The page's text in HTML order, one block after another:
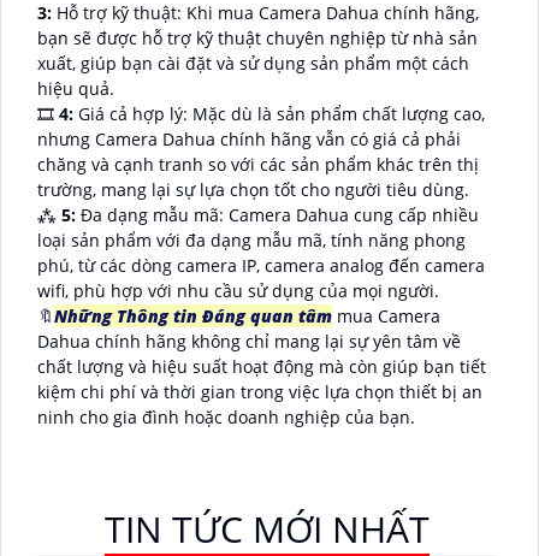
3: Hỗ trợ kỹ thuật: Khi mua Camera Dahua chính hãng,
bạn sẽ được hỗ trợ kỹ thuật chuyên nghiệp từ nhà sản
xuất, giúp bạn cài đặt và sử dụng sản phẩm một cách
hiệu quả.
🎞 4: Giá cả hợp lý: Mặc dù là sản phẩm chất lượng cao,
nhưng Camera Dahua chính hãng vẫn có giá cả phải
chăng và cạnh tranh so với các sản phẩm khác trên thị
trường, mang lại sự lựa chọn tốt cho người tiêu dùng.
⁂ 5: Đa dạng mẫu mã: Camera Dahua cung cấp nhiều
loại sản phẩm với đa dạng mẫu mã, tính năng phong
phú, từ các dòng camera IP, camera analog đến camera
wifi, phù hợp với nhu cầu sử dụng của mọi người.
🔖Những Thông tin Đáng quan tâm mua Camera
Dahua chính hãng không chỉ mang lại sự yên tâm về
chất lượng và hiệu suất hoạt động mà còn giúp bạn tiết
kiệm chi phí và thời gian trong việc lựa chọn thiết bị an
ninh cho gia đình hoặc doanh nghiệp của bạn.
TIN TỨC MỚI NHẤT